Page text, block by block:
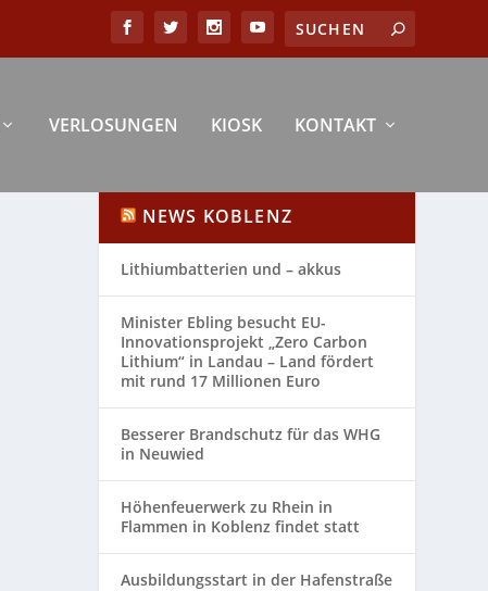
VERLOSUNGEN KIOSK KONTAKT
NEWS KOBLENZ
Lithiumbatterien und – akkus
Minister Ebling besucht EU-
Innovationsprojekt „Zero Carbon
Lithium“ in Landau – Land fördert
mit rund 17 Millionen Euro
Besserer Brandschutz für das WHG
in Neuwied
Höhenfeuerwerk zu Rhein in
Flammen in Koblenz findet statt
Ausbildungsstart in der Hafenstraße